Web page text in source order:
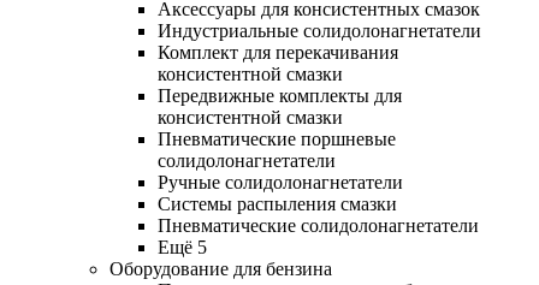
Аксессуары для консистентных смазок
Индустриальные солидолонагнетатели
Комплект для перекачивания
консистентной смазки
Передвижные комплекты для
консистентной смазки
Пневматические поршневые
солидолонагнетатели
Ручные солидолонагнетатели
Системы распыления смазки
Пневматические солидолонагнетатели
Ещё 5
Оборудование для бензина